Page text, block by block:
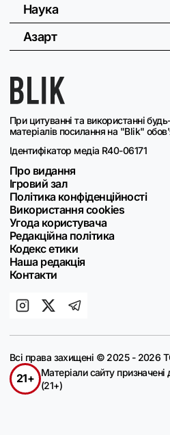
При цитуванні та використанні
матеріалів посилання на "Blik"
Ідентифікатор медіа R40-06171
Про видання
Ігровий зал
Політика конфіденційності
Використання cookies
Угода користувача
Редакційна політика
Кодекс етики
Наша редакція
Контакти
Наука
Азарт
Всі права захищені © 2025 - 2026
21+
Матеріали сайту
(21+)